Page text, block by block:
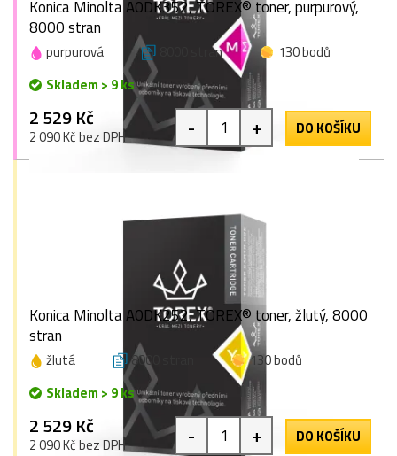
Konica Minolta A0DK352, TOREX® toner, purpurový,
8000 stran
purpurová 8000 stran
130 bodů
Skladem > 9 ks
2 529 Kč
2 090 Kč bez DPH - + DO KOŠÍKU
Konica Minolta A0DK252, TOREX® toner, žlutý, 8000
stran
žlutá 8000 stran
130 bodů
Skladem > 9 ks
2 529 Kč
2 090 Kč bez DPH - + DO KOŠÍKU